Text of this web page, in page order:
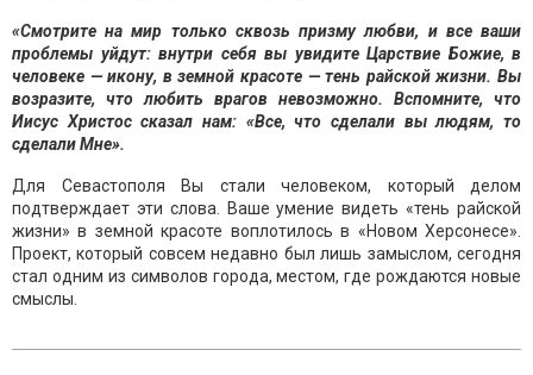
«Смотрите на мир только сквозь призму любви, и все ваши
проблемы уйдут: внутри себя вы увидите Царствие Божие, в
человеке — икону, в земной красоте — тень райской жизни. Вы
возразите, что любить врагов невозможно. Вспомните, что
Иисус Христос сказал нам: «Все, что сделали вы людям, то
сделали Мне».
Для Севастополя Вы стали человеком, который делом
подтверждает эти слова. Ваше умение видеть «тень райской
жизни» в земной красоте воплотилось в «Новом Херсонесе».
Проект, который совсем недавно был лишь замыслом, сегодня
стал одним из символов города, местом, где рождаются новые
смыслы.